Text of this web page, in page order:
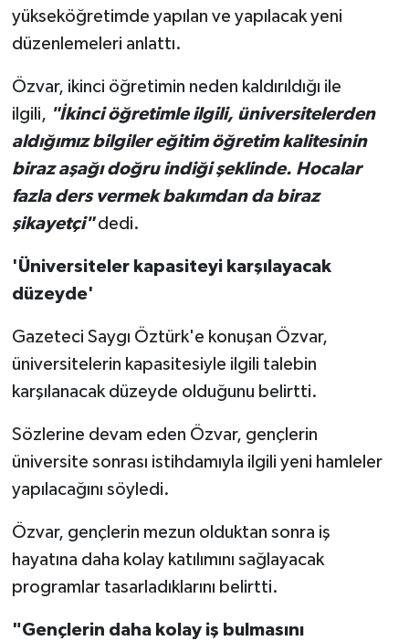
yükseköğretimde yapılan ve yapılacak yeni
düzenlemeleri anlattı.
Özvar, ikinci öğretimin neden kaldırıldığı ile
ilgili, "İkinci öğretimle ilgili, üniversitelerden
aldığımız bilgiler eğitim öğretim kalitesinin
biraz aşağı doğru indiği şeklinde. Hocalar
fazla ders vermek bakımdan da biraz
şikayetçi"dedi.
'Üniversiteler kapasiteyi karşılayacak
düzeyde'
Gazeteci Saygı Öztürk'e konuşan Özvar,
üniversitelerin kapasitesiyle ilgili talebin
karşılanacak düzeyde olduğunu belirtti.
Sözlerine devam eden Özvar, gençlerin
üniversite sonrası istihdamıyla ilgili yeni hamleler
yapılacağını söyledi.
Özvar, gençlerin mezun olduktan sonra iş
hayatına daha kolay katılımını sağlayacak
programlar tasarladıklarını belirtti.
"Gençlerin daha kolay iş bulmasını